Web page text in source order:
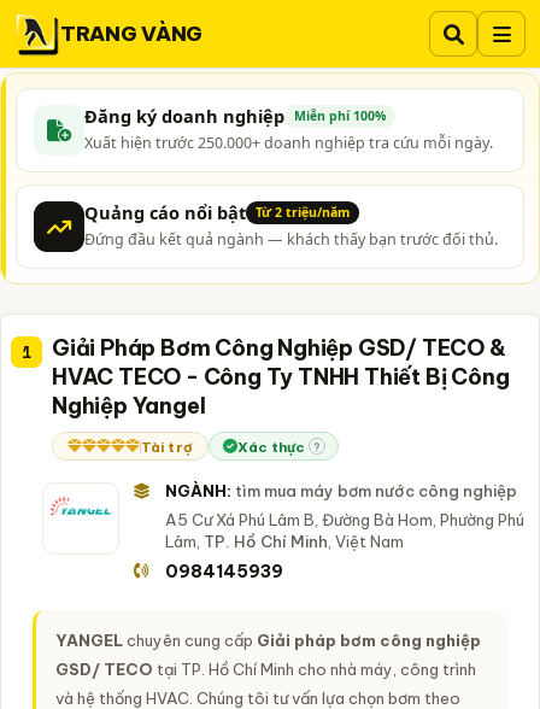
TRANG VÀNG
Đăng ký doanh nghiệp Miễn phí 100%
Xuất hiện trước 250.000+ doanh nghiệp tra cứu mỗi ngày.
Quảng cáo nổi bật Từ 2 triệu/năm
Đứng đầu kết quả ngành — khách thấy bạn trước đối thủ.
1
Giải Pháp Bơm Công Nghiệp GSD/ TECO &
HVAC TECO - Công Ty TNHH Thiết Bị Công
Nghiệp Yangel
Tài trợ Xác thực ?
NGÀNH: tìm mua máy bơm nước công nghiệp
A5 Cư Xá Phú Lâm B, Đường Bà Hom, Phường Phú
Lâm, TP. Hồ Chí Minh , Việt Nam
0984145939
YANGELchuyên cung cấp Giải pháp bơm công nghiệp
GSD/ TECO tại TP. Hồ Chí Minh cho nhà máy, công trình
và hệ thống HVAC. Chúng tôi tư vấn lựa chọn bơm theo